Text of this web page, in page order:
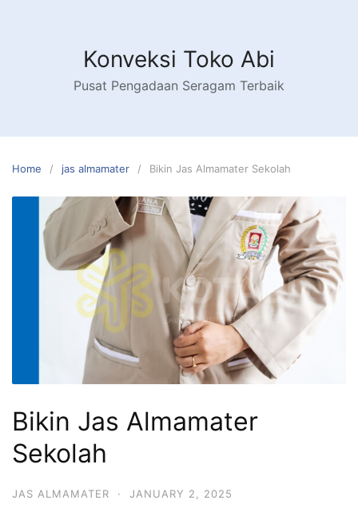
Konveksi Toko Abi
Pusat Pengadaan Seragam Terbaik
Home jas almamater Bikin Jas Almamater Sekolah
Bikin Jas Almamater
Sekolah
JAS ALMAMATER · JANUARY 2, 2025